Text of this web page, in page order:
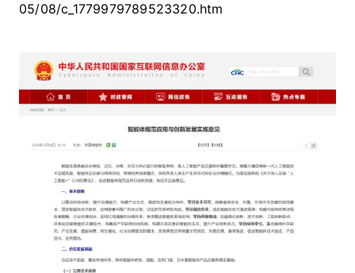
05/08/c_1779979789523320.htm